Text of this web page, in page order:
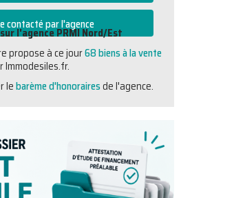
contacté par l'agence
l'agence PRMI Nord/Est
propose à ce jour68 biens à la vente
Immodesiles.fr.
lebarème d'honorairesde l'agence.